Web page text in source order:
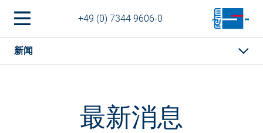
+49 (0) 7344 9606-0
新闻
最新消息